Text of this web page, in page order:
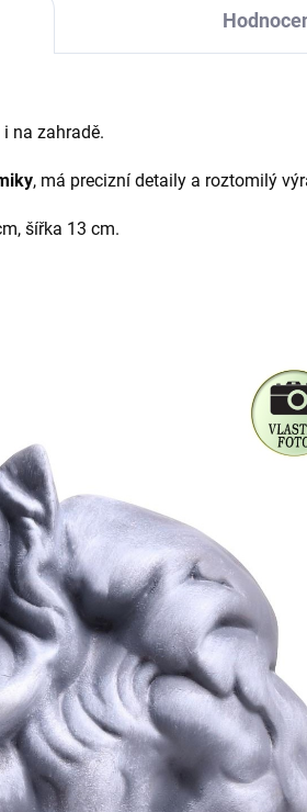
na zahradě.
, má precizní detaily a roztomilý
šířka 13 cm.